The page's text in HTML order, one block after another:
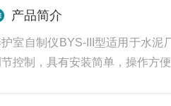
产品简介
护室自制仪BYS-III型适用于水泥
控制，具有安装简单，操作方